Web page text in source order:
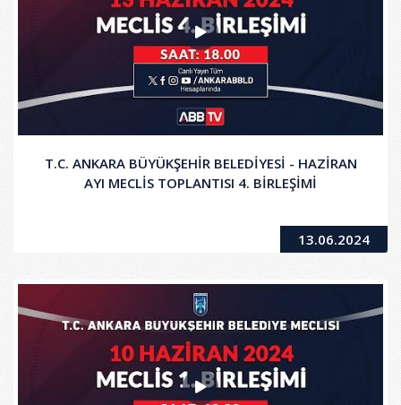
T.C. ANKARA BÜYÜKŞEHİR BELEDİYESİ - HAZİRAN
AYI MECLİS TOPLANTISI 4. BİRLEŞİMİ
13.06.2024